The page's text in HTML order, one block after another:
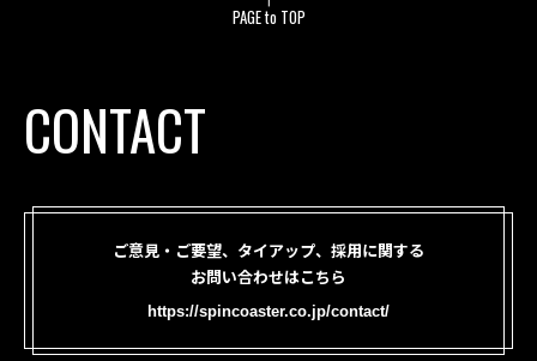
PAGE to TOP
CONTACT
ご意見・ご要望、タイアップ、採用に関する
お問い合わせはこちら
https://spincoaster.co.jp/contact/